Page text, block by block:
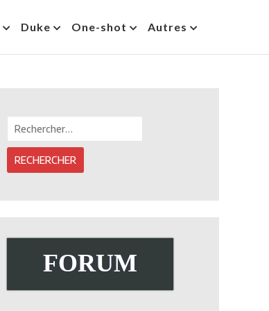
Duke One-shot Autres
FORUM